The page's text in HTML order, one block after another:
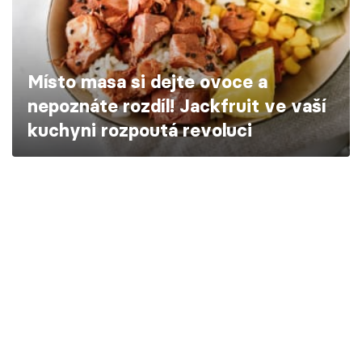
Škola vaření
Recepty z TV
Speciál: Cuketa
Těhotnej kuchař
Místo masa si dejte ovoce a
nepoznáte rozdíl! Jackfruit ve vaší
kuchyni rozpoutá revoluci